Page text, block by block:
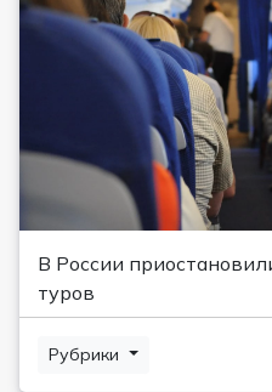
В России
туров
Рубрики